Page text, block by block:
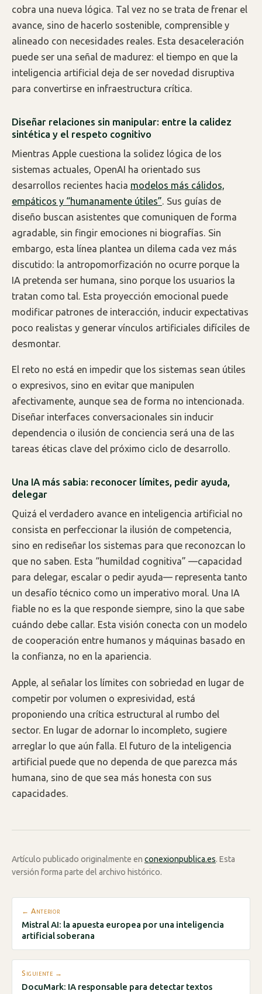
cobra una nueva lógica. Tal vez no se trata de frenar el
avance, sino de hacerlo sostenible, comprensible y
alineado con necesidades reales. Esta desaceleración
puede ser una señal de madurez: el tiempo en que la
inteligencia artificial deja de ser novedad disruptiva
para convertirse en infraestructura crítica.
Diseñar relaciones sin manipular: entre la calidez
sintética y el respeto cognitivo
Mientras Apple cuestiona la solidez lógica de los
sistemas actuales, OpenAI ha orientado sus
desarrollos recientes hacia modelos más cálidos,
empáticos y “humanamente útiles”. Sus guías de
diseño buscan asistentes que comuniquen de forma
agradable, sin fingir emociones ni biografías. Sin
embargo, esta línea plantea un dilema cada vez más
discutido: la antropomorfización no ocurre porque la
IA pretenda ser humana, sino porque los usuarios la
tratan como tal. Esta proyección emocional puede
modificar patrones de interacción, inducir expectativas
poco realistas y generar vínculos artificiales difíciles de
desmontar.
El reto no está en impedir que los sistemas sean útiles
o expresivos, sino en evitar que manipulen
afectivamente, aunque sea de forma no intencionada.
Diseñar interfaces conversacionales sin inducir
dependencia o ilusión de conciencia será una de las
tareas éticas clave del próximo ciclo de desarrollo.
Una IA más sabia: reconocer límites, pedir ayuda,
delegar
Quizá el verdadero avance en inteligencia artificial no
consista en perfeccionar la ilusión de competencia,
sino en rediseñar los sistemas para que reconozcan lo
que no saben. Esta “humildad cognitiva” —capacidad
para delegar, escalar o pedir ayuda— representa tanto
un desafío técnico como un imperativo moral. Una IA
fiable no es la que responde siempre, sino la que sabe
cuándo debe callar. Esta visión conecta con un modelo
de cooperación entre humanos y máquinas basado en
la confianza, no en la apariencia.
Apple, al señalar los límites con sobriedad en lugar de
competir por volumen o expresividad, está
proponiendo una crítica estructural al rumbo del
sector. En lugar de adornar lo incompleto, sugiere
arreglar lo que aún falla. El futuro de la inteligencia
artificial puede que no dependa de que parezca más
humana, sino de que sea más honesta con sus
capacidades.
Artículo publicado originalmente en conexionpublica.es. Esta
versión forma parte del archivo histórico.
← Anterior
Mistral AI: la apuesta europea por una inteligencia
artificial soberana
Siguiente →
DocuMark: IA responsable para detectar textos